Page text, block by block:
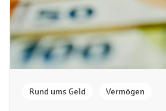
Rund ums Geld Vermögen